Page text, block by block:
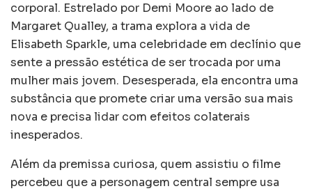
corporal. Estrelado por Demi Moore ao lado de
Margaret Qualley, a trama explora a vida de
Elisabeth Sparkle, uma celebridade em declínio que
sente a pressão estética de ser trocada por uma
mulher mais jovem. Desesperada, ela encontra uma
substância que promete criar uma versão sua mais
nova e precisa lidar com efeitos colaterais
inesperados.
Além da premissa curiosa, quem assistiu o filme
percebeu que a personagem central sempre usa